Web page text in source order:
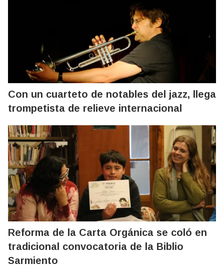
Con un cuarteto de notables del jazz, llega
trompetista de relieve internacional
Reforma de la Carta Orgánica se coló en
tradicional convocatoria de la Biblio
Sarmiento